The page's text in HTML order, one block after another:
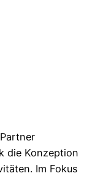
die Konzeption
Im Fokus